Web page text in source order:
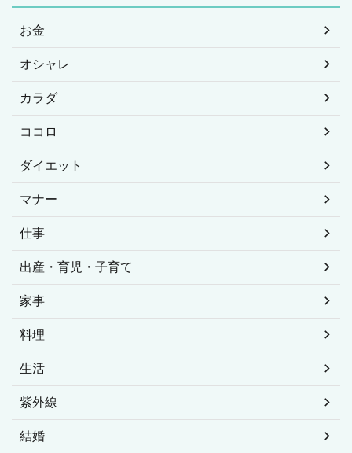
お金
オシャレ
カラダ
ココロ
ダイエット
マナー
仕事
出産・育児・子育て
家事
料理
生活
紫外線
結婚